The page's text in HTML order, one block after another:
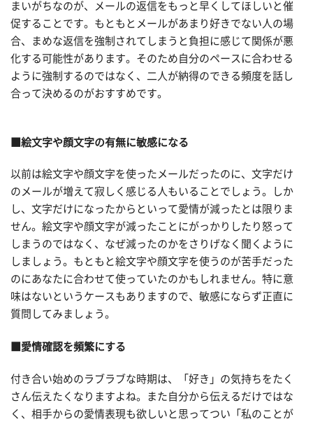
まいがちなのが、メールの返信をもっと早くしてほしいと催
促することです。もともとメールがあまり好きでない人の場
合、まめな返信を強制されてしまうと負担に感じて関係が悪
化する可能性があります。そのため自分のペースに合わせる
ように強制するのではなく、二人が納得のできる頻度を話し
合って決めるのがおすすめです。
■絵文字や顔文字の有無に敏感になる
以前は絵文字や顔文字を使ったメールだったのに、文字だけ
のメールが増えて寂しく感じる人もいることでしょう。しか
し、文字だけになったからといって愛情が減ったとは限りま
せん。絵文字や顔文字が減ったことにがっかりしたり怒って
しまうのではなく、なぜ減ったのかをさりげなく聞くように
しましょう。もともと絵文字や顔文字を使うのが苦手だった
のにあなたに合わせて使っていたのかもしれません。特に意
味はないというケースもありますので、敏感にならず正直に
質問してみましょう。
■愛情確認を頻繁にする
付き合い始めのラブラブな時期は、「好き」の気持ちをたく
さん伝えたくなりますよね。また自分から伝えるだけではな
く、相手からの愛情表現も欲しいと思ってつい「私のことが